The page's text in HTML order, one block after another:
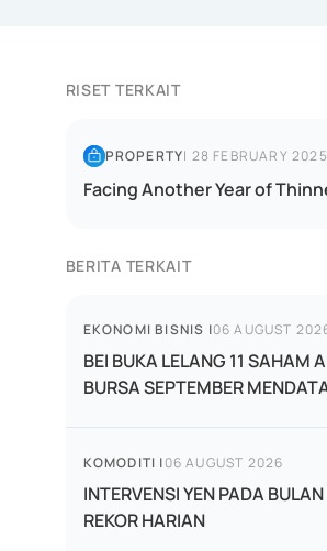
RISET TERKAIT
PROPERTY| 28 FEBRUARY 2025
Facing Another Year of
BERITA TERKAIT
EKONOMI BISNIS |06 AUGUST
BEI BUKA LELANG 11 SAHAM
BURSA SEPTEMBER
KOMODITI |06 AUGUST 2026
INTERVENSI YEN PADA
REKOR HARIAN